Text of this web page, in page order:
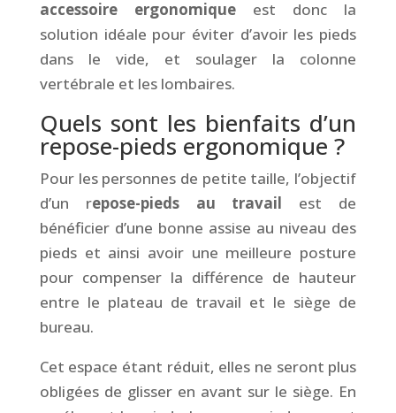
accessoire ergonomiqueest donc la
solution idéale pour éviter d’avoir les pieds
dans le vide, et soulager la colonne
vertébrale et les lombaires.
Quels sont les bienfaits d’un
repose-pieds ergonomique ?
Pour les personnes de petite taille, l’objectif
d’un repose-pieds au travail est de
bénéficier d’une bonne assise au niveau des
pieds et ainsi avoir une meilleure posture
pour compenser la différence de hauteur
entre le plateau de travail et le siège de
bureau.
Cet espace étant réduit, elles ne seront plus
obligées de glisser en avant sur le siège. En